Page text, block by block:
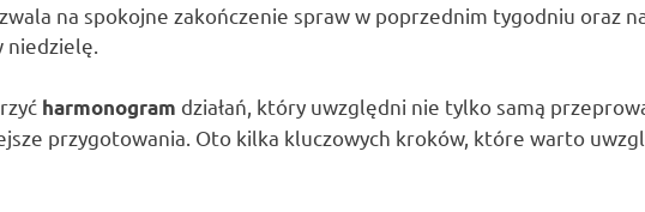
na spokojne zakończenie spraw w poprzednim tygodniu oraz
niedzielę.
harmonogram działań, który uwzględni nie tylko samą
przygotowania. Oto kilka kluczowych kroków, które warto